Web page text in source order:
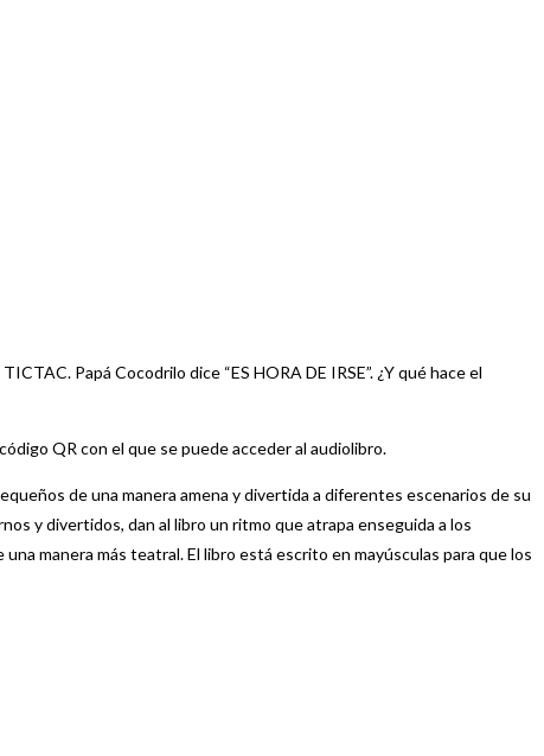
Papá Cocodrilo dice “ES HORA DE IRSE”. ¿Y qué hace el
QR con el que se puede acceder al audiolibro.
de una manera amena y divertida a diferentes escenarios de su
y divertidos, dan al libro un ritmo que atrapa enseguida a los
manera más teatral. El libro está escrito en mayúsculas para que los